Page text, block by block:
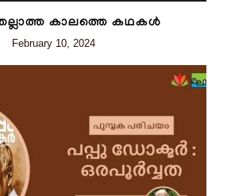
കാലത്തെ കഥകൾ
February 10, 2024